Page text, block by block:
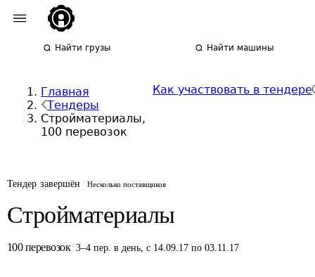
Найти грузы Найти машины
Главная
Тендеры
Стройматериалы,
100 перевозок
Как участвовать в тендере
Тендер завершён Несколько поставщиков
Стройматериалы
100 перевозок 3–4 пер. в день,с 14.09.17 по 03.11.17